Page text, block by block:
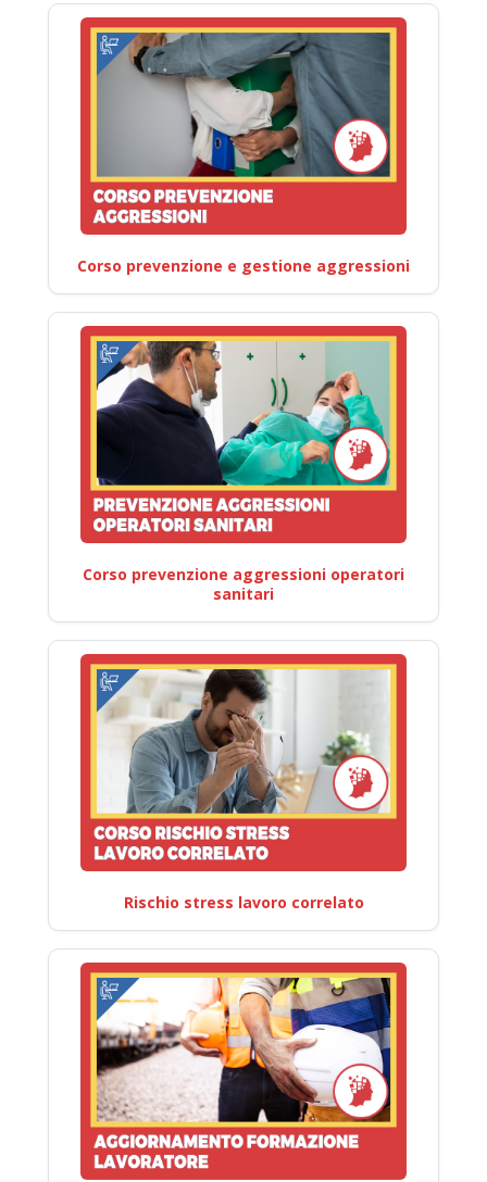
Corso prevenzione e gestione aggressioni
Corso prevenzione aggressioni operatori
sanitari
Rischio stress lavoro correlato